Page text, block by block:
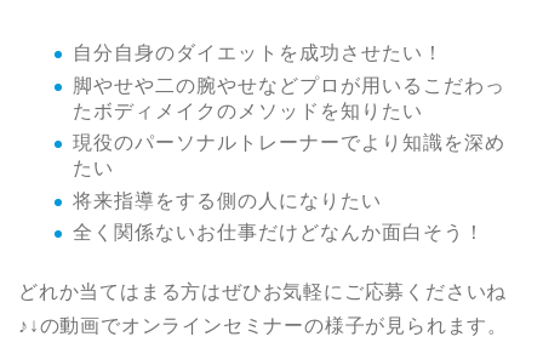
自分自身のダイエットを成功させたい！
脚やせや二の腕やせなどプロが用いるこだわっ
たボディメイクのメソッドを知りたい
現役のパーソナルトレーナーでより知識を深め
たい
将来指導をする側の人になりたい
全く関係ないお仕事だけどなんか面白そう！
どれか当てはまる方はぜひお気軽にご応募くださいね
♪↓の動画でオンラインセミナーの様子が見られます。